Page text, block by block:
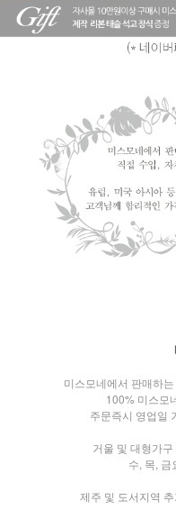
미스모네에서 판매하
100% 미스모
주문즉시 영업일
거울 및 대형가
수, 목, 금
제주 및 도서지역